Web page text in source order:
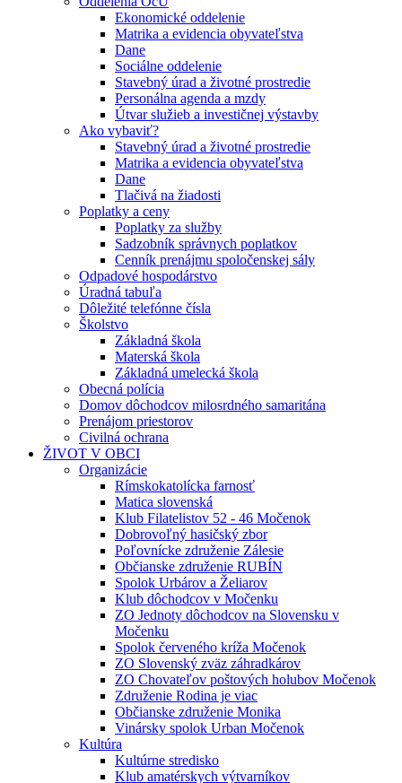
Ekonomické oddelenie
Matrika a evidencia obyvateľstva
Dane
Sociálne oddelenie
Stavebný úrad a životné prostredie
Personálna agenda a mzdy
Útvar služieb a investičnej výstavby
Ako vybaviť?
Stavebný úrad a životné prostredie
Matrika a evidencia obyvateľstva
Dane
Tlačivá na žiadosti
Poplatky a ceny
Poplatky za služby
Sadzobník správnych poplatkov
Cenník prenájmu spoločenskej sály
Odpadové hospodárstvo
Úradná tabuľa
Dôležité telefónne čísla
Školstvo
Základná škola
Materská škola
Základná umelecká škola
Obecná polícia
Domov dôchodcov milosrdného samaritána
Prenájom priestorov
Civilná ochrana
ŽIVOT V OBCI
Organizácie
Rímskokatolícka farnosť
Matica slovenská
Klub Filatelistov 52 - 46 Močenok
Dobrovoľný hasičský zbor
Poľovnícke združenie Zálesie
Občianske združenie RUBÍN
Spolok Urbárov a Želiarov
Klub dôchodcov v Močenku
ZO Jednoty dôchodcov na Slovensku v
Močenku
Spolok červeného kríža Močenok
ZO Slovenský zväz záhradkárov
ZO Chovateľov poštových holubov Močenok
Združenie Rodina je viac
Občianske združenie Monika
Vinársky spolok Urban Močenok
Kultúra
Kultúrne stredisko
Klub amatérskych výtvarníkov